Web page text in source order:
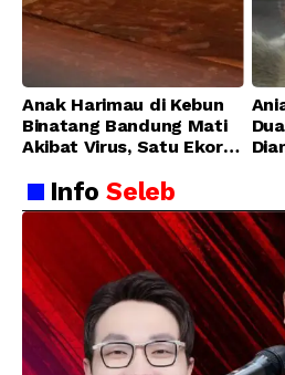
Anak Harimau di Kebun
Binatang Bandung Mati
Akibat Virus, Satu Ekor
Membaik
InfoSeleb